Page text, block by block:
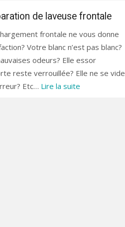
de laveuse frontale
frontale ne vous donne
Votre blanc n’est pas blanc?
odeurs? Elle essor
reste verrouillée? Elle ne se vide
Etc… Lire la suite